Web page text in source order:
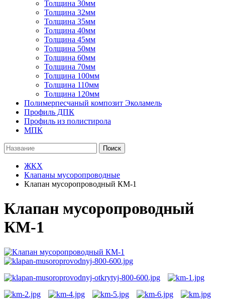
Толщина 30мм
Толщина 32мм
Толщина 35мм
Толщина 40мм
Толщина 45мм
Толщина 50мм
Толщина 60мм
Толщина 70мм
Толщина 100мм
Толщина 110мм
Толщина 120мм
Полимерпесчаный композит Эколамель
Профиль ДПК
Профиль из полистирола
МПК
Поиск
ЖКХ
Клапаны мусоропроводные
Клапан мусоропроводный КМ-1
Клапан мусоропроводный
КМ-1